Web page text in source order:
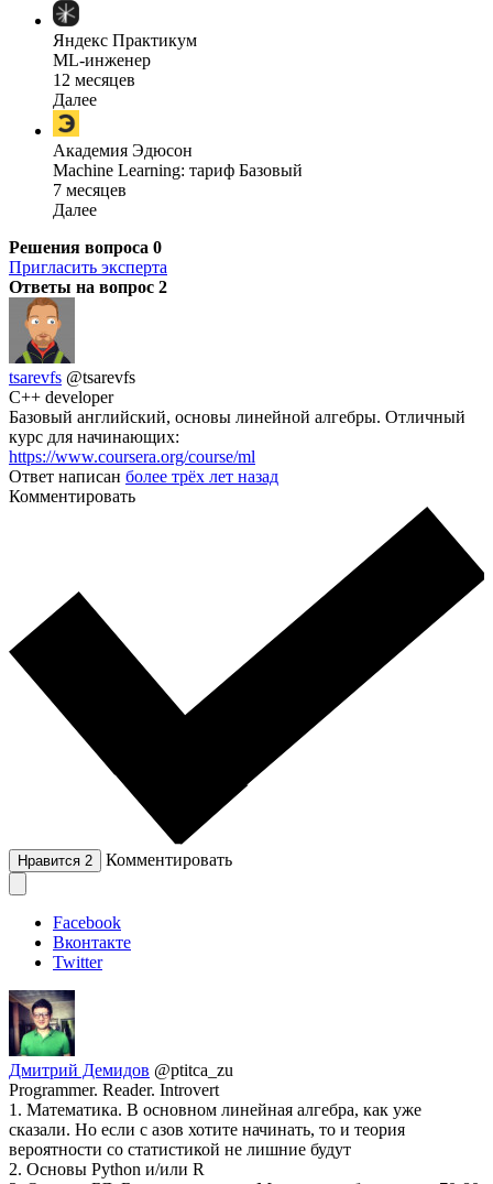
Яндекс Практикум
ML-инженер
12 месяцев
Далее
Академия Эдюсон
Machine Learning: тариф Базовый
7 месяцев
Далее
Решения вопроса 0
Пригласить эксперта
Ответы на вопрос 2
tsarevfs @tsarevfs
C++ developer
Базовый английский, основы линейной алгебры. Отличный
курс для начинающих:
https://www.coursera.org/course/ml
Ответ написан более трёх лет назад
Комментировать
Нравится 2 Комментировать
Facebook
Вконтакте
Twitter
Дмитрий Демидов @ptitca_zu
Programmer. Reader. Introvert
1. Математика. В основном линейная алгебра, как уже
сказали. Но если с азов хотите начинать, то и теория
вероятности со статистикой не лишние будут
2. Основы Python и/или R